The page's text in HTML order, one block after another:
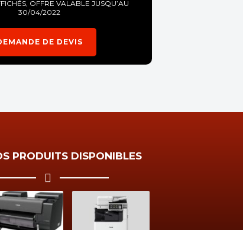
OFFRE VALABLE JUSQU’AU
30/04/2022
DE DEVIS
PRODUITS DISPONIBLES